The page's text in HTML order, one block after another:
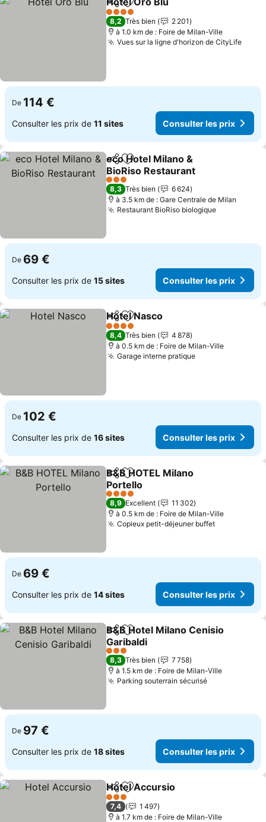
PartagerAjouter à mes favoris
4 Étoiles
8,2 Très bien
2 201
à 1.0 km de : Foire de Milan-Ville
Vues sur la ligne d'horizon de CityLife
De 114 €
Consulter les prix de 11 sites Consulter les prix
PartagerAjouter à mes favoris
eco Hotel Milano &
BioRiso Restaurant
3 Étoiles
8,3 Très bien
6 624
à 3.5 km de : Gare Centrale de Milan
Restaurant BioRiso biologique
De 69 €
Consulter les prix de 15 sites Consulter les prix
PartagerAjouter à mes favoris
Hotel Nasco
4 Étoiles
8,4 Très bien
4 878
à 0.5 km de : Foire de Milan-Ville
Garage interne pratique
De 102 €
Consulter les prix de 16 sites Consulter les prix
PartagerAjouter à mes favoris
B&B HOTEL Milano
Portello
4 Étoiles
8,9 Excellent
11 302
à 0.5 km de : Foire de Milan-Ville
Copieux petit-déjeuner buffet
De 69 €
Consulter les prix de 14 sites Consulter les prix
PartagerAjouter à mes favoris
B&B Hotel Milano Cenisio
Garibaldi
3 Étoiles
8,3 Très bien
7 758
à 1.5 km de : Foire de Milan-Ville
Parking souterrain sécurisé
De 97 €
Consulter les prix de 18 sites Consulter les prix
PartagerAjouter à mes favoris
Hotel Accursio
3 Étoiles
7,4
1 497
à 1.7 km de : Foire de Milan-Ville